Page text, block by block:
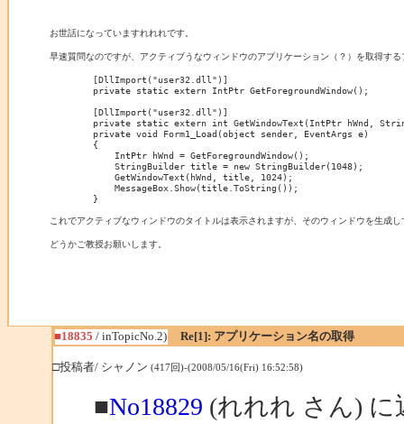
お世話になっていますれれれです。
早速質問なのですが、アクティブうなウィンドウのアプリケーション（？）を取得す
        [DllImport("user32.dll")]
        private static extern IntPtr GetForegroundWindow();
        [DllImport("user32.dll")]
private static extern int GetWindowText(IntPtr hWnd,
        private void Form1_Load(object sender, EventArgs e)
        {
            IntPtr hWnd = GetForegroundWindow();
            StringBuilder title = new StringBuilder(1048);
            GetWindowText(hWnd, title, 1024);
            MessageBox.Show(title.ToString());
        }
これでアクティブなウィンドウのタイトルは表示されますが、そのウィンドウを
どうかご教授お願いします。
■18835 / inTopicNo.2) Re[1]: アプリケーション名の取得
□投稿者/ シャノン(417回)-(2008/05/16(Fri) 16:52:58)
■No18829 (れれれ さん) に